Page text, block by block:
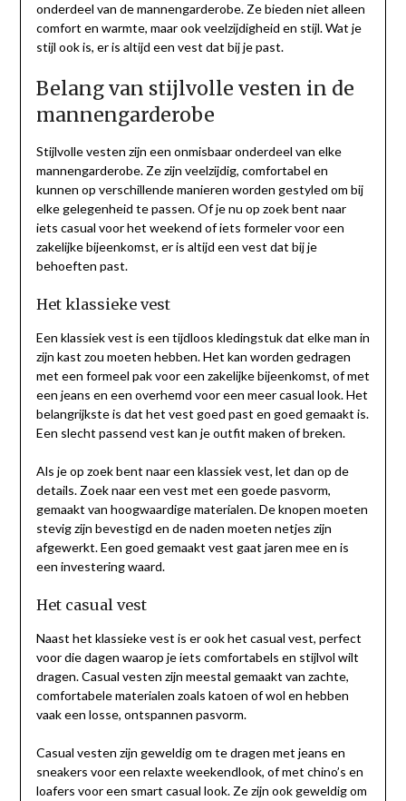
onderdeel van de mannengarderobe. Ze bieden niet alleen
comfort en warmte, maar ook veelzijdigheid en stijl. Wat je
stijl ook is, er is altijd een vest dat bij je past.
Belang van stijlvolle vesten in de
mannengarderobe
Stijlvolle vesten zijn een onmisbaar onderdeel van elke
mannengarderobe. Ze zijn veelzijdig, comfortabel en
kunnen op verschillende manieren worden gestyled om bij
elke gelegenheid te passen. Of je nu op zoek bent naar
iets casual voor het weekend of iets formeler voor een
zakelijke bijeenkomst, er is altijd een vest dat bij je
behoeften past.
Het klassieke vest
Een klassiek vest is een tijdloos kledingstuk dat elke man in
zijn kast zou moeten hebben. Het kan worden gedragen
met een formeel pak voor een zakelijke bijeenkomst, of met
een jeans en een overhemd voor een meer casual look. Het
belangrijkste is dat het vest goed past en goed gemaakt is.
Een slecht passend vest kan je outfit maken of breken.
Als je op zoek bent naar een klassiek vest, let dan op de
details. Zoek naar een vest met een goede pasvorm,
gemaakt van hoogwaardige materialen. De knopen moeten
stevig zijn bevestigd en de naden moeten netjes zijn
afgewerkt. Een goed gemaakt vest gaat jaren mee en is
een investering waard.
Het casual vest
Naast het klassieke vest is er ook het casual vest, perfect
voor die dagen waarop je iets comfortabels en stijlvol wilt
dragen. Casual vesten zijn meestal gemaakt van zachte,
comfortabele materialen zoals katoen of wol en hebben
vaak een losse, ontspannen pasvorm.
Casual vesten zijn geweldig om te dragen met jeans en
sneakers voor een relaxte weekendlook, of met chino’s en
loafers voor een smart casual look. Ze zijn ook geweldig om